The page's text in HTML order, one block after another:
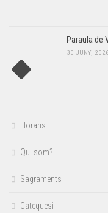
Paraula de
30 JUNY, 2026
Horaris
Qui som?
Sagraments
Catequesi